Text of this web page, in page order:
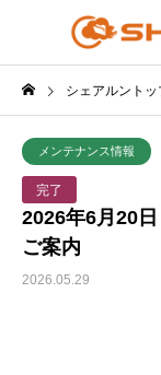
シェアルントッ
メンテナンス情報
完了
2026年6月20
ご案内
2026.05.29